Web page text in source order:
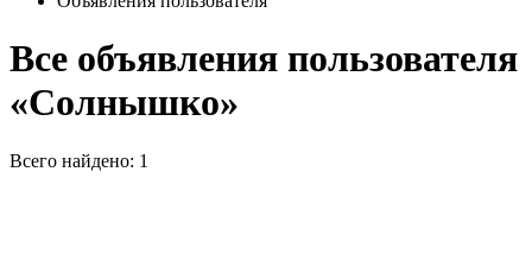
Все объявления пользователя
«Сoлнышко»
Всего найдено: 1